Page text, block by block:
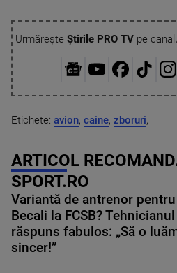
Urmărește Știrile PRO TVpe
Etichete: avion, caine, zboruri,
ARTICOL
SPORT.RO
Variantă de antrenor
Becali la FCSB?
răspuns fabulos: „Să o
sincer!”